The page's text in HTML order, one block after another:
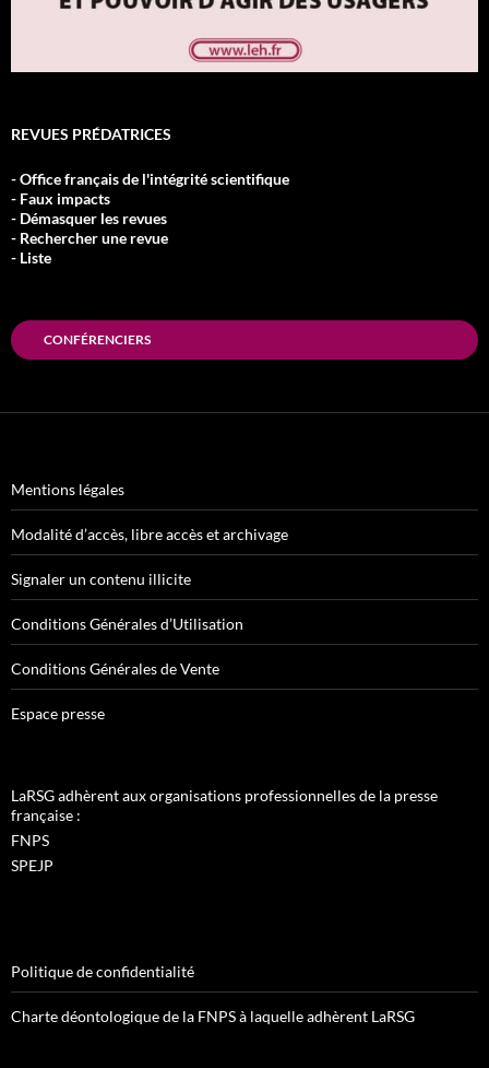
REVUES PRÉDATRICES
- Office français de l'intégrité scientifique
- Faux impacts
- Démasquer les revues
- Rechercher une revue
- Liste
CONFÉRENCIERS
Mentions légales
Modalité d’accès, libre accès et archivage
Signaler un contenu illicite
Conditions Générales d’Utilisation
Conditions Générales de Vente
Espace presse
LaRSG adhèrent aux organisations professionnelles de la presse
française :
FNPS
SPEJP
Politique de confidentialité
Charte déontologique de la FNPS à laquelle adhèrent LaRSG